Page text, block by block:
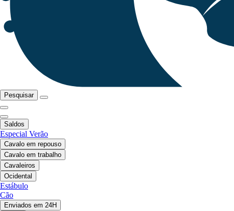
Pesquisar
Saldos
Especial Verão
Cavalo em repouso
Cavalo em trabalho
Cavaleiros
Ocidental
Estábulo
Cão
Enviados em 24H